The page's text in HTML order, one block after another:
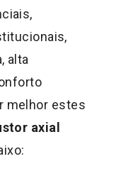
alta
melhor estes
axial